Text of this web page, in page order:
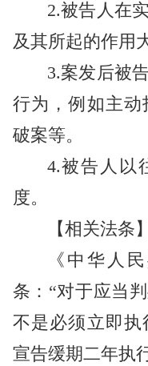
2.被告人在
及其所起的作用
3.案发后被
行为，例如主
破案等。
4.被告人以
度。
【相关法条】
《中华人
条：“对于应当
不是必须立即
宣告缓期二年执